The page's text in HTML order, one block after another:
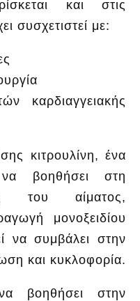
και στις
συσχετιστεί με:
καρδιαγγειακής
κιτρουλίνη, ένα
βοηθήσει στη
του αίματος,
μονοξειδίου
να συμβάλει στην
και κυκλοφορία.
βοηθήσει στην